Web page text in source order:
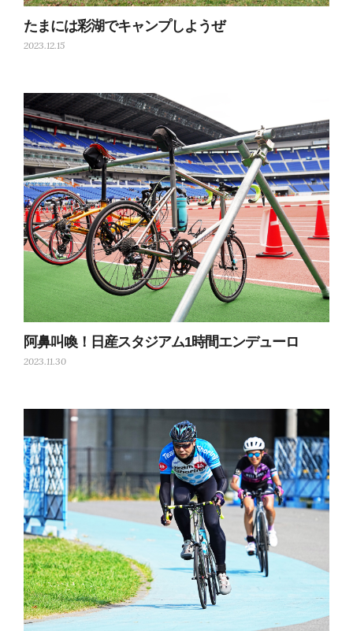
たまには彩湖でキャンプしようぜ
2023.12.15
阿鼻叫喚！日産スタジアム1時間エンデューロ
2023.11.30